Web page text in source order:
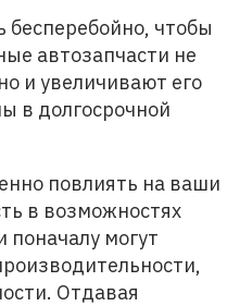
чтобы
автозапчасти не
и увеличивают его
в долгосрочной
повлиять на ваши
в возможностях
могут
Отдавая